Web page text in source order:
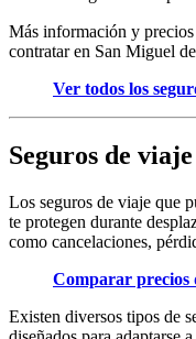
Más información y
contratar en San Miguel
Ver todos los
Seguros de
Los seguros de viaje que
te protegen durante
como cancelaciones,
Comparar precios
Existen diversos tipos de